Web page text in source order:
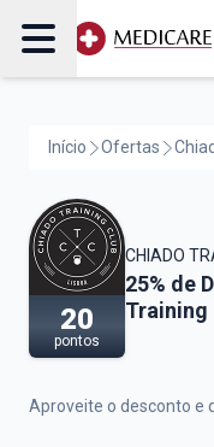
Início Ofertas
20
pontos
CHIADO
Chiado
25% de
Training
Aproveite o desconto e